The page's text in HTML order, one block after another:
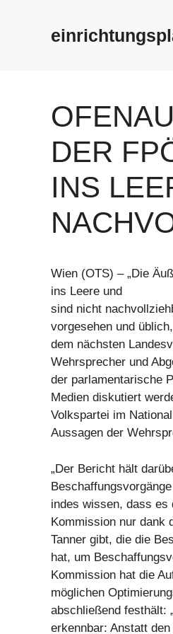
ER FPÖ
NS
Wien (OTS) – „Die
ins Leere und
sind nicht
vorgesehen und
dem nächsten
Wehrsprecher und
der parlamentarische
Medien diskutiert
Volkspartei im
Aussagen der
„Der Bericht hält
indes wissen, dass es
Kommission nur dank
Tanner gibt, die die
hat, um
Kommission hat die
möglichen
abschließend festhält:
erkennbar: Anstatt